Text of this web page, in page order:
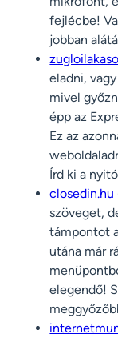
fejlécbe!
jobban
eladni,
mivel
épp az
Ez az
Írd ki a
closedin.hu
szöveget,
támpontot
utána már
elegendő!